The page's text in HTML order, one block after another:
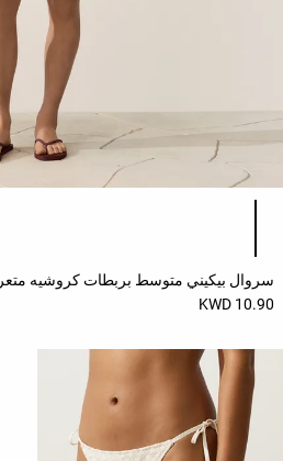
سروال بيكيني متوسط بربطات كروشيه
10.90 KWD